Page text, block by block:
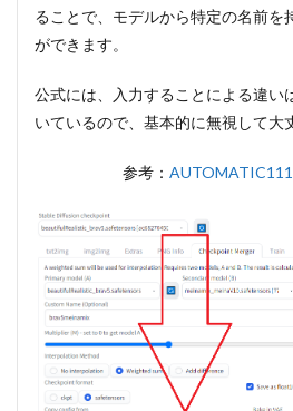
ることで、モデルから特定の名前を
ができます。
公式には、入力することによる違い
いているので、基本的に無視して大
参考：